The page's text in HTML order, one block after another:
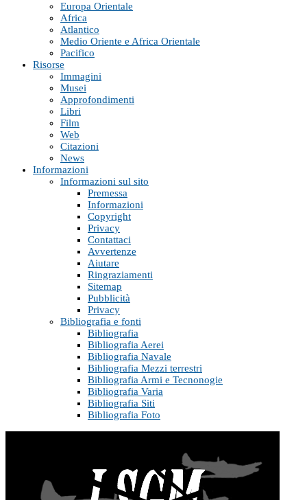
Europa Orientale
Africa
Atlantico
Medio Oriente e Africa Orientale
Pacifico
Risorse
Immagini
Musei
Approfondimenti
Libri
Film
Web
Citazioni
News
Informazioni
Informazioni sul sito
Premessa
Informazioni
Copyright
Privacy
Contattaci
Avvertenze
Aiutare
Ringraziamenti
Sitemap
Pubblicità
Privacy
Bibliografia e fonti
Bibliografia
Bibliografia Aerei
Bibliografia Navale
Bibliografia Mezzi terrestri
Bibliografia Armi e Tecnonogie
Bibliografia Varia
Bibliografia Siti
Bibliografia Foto